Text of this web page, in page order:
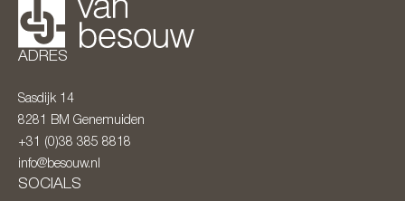
ADRES
Sasdijk 14
8281 BM Genemuiden
+31 (0)38 385 8818
info@besouw.nl
SOCIALS